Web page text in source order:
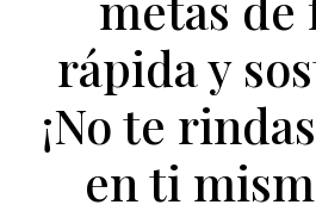
rápida y
¡No te
en ti